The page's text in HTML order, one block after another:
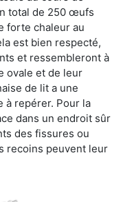
total de 250 œufs
forte chaleur au
est bien respecté,
et ressembleront à
ovale et de leur
de lit a une
à repérer. Pour la
dans un endroit sûr
des fissures ou
recoins peuvent leur